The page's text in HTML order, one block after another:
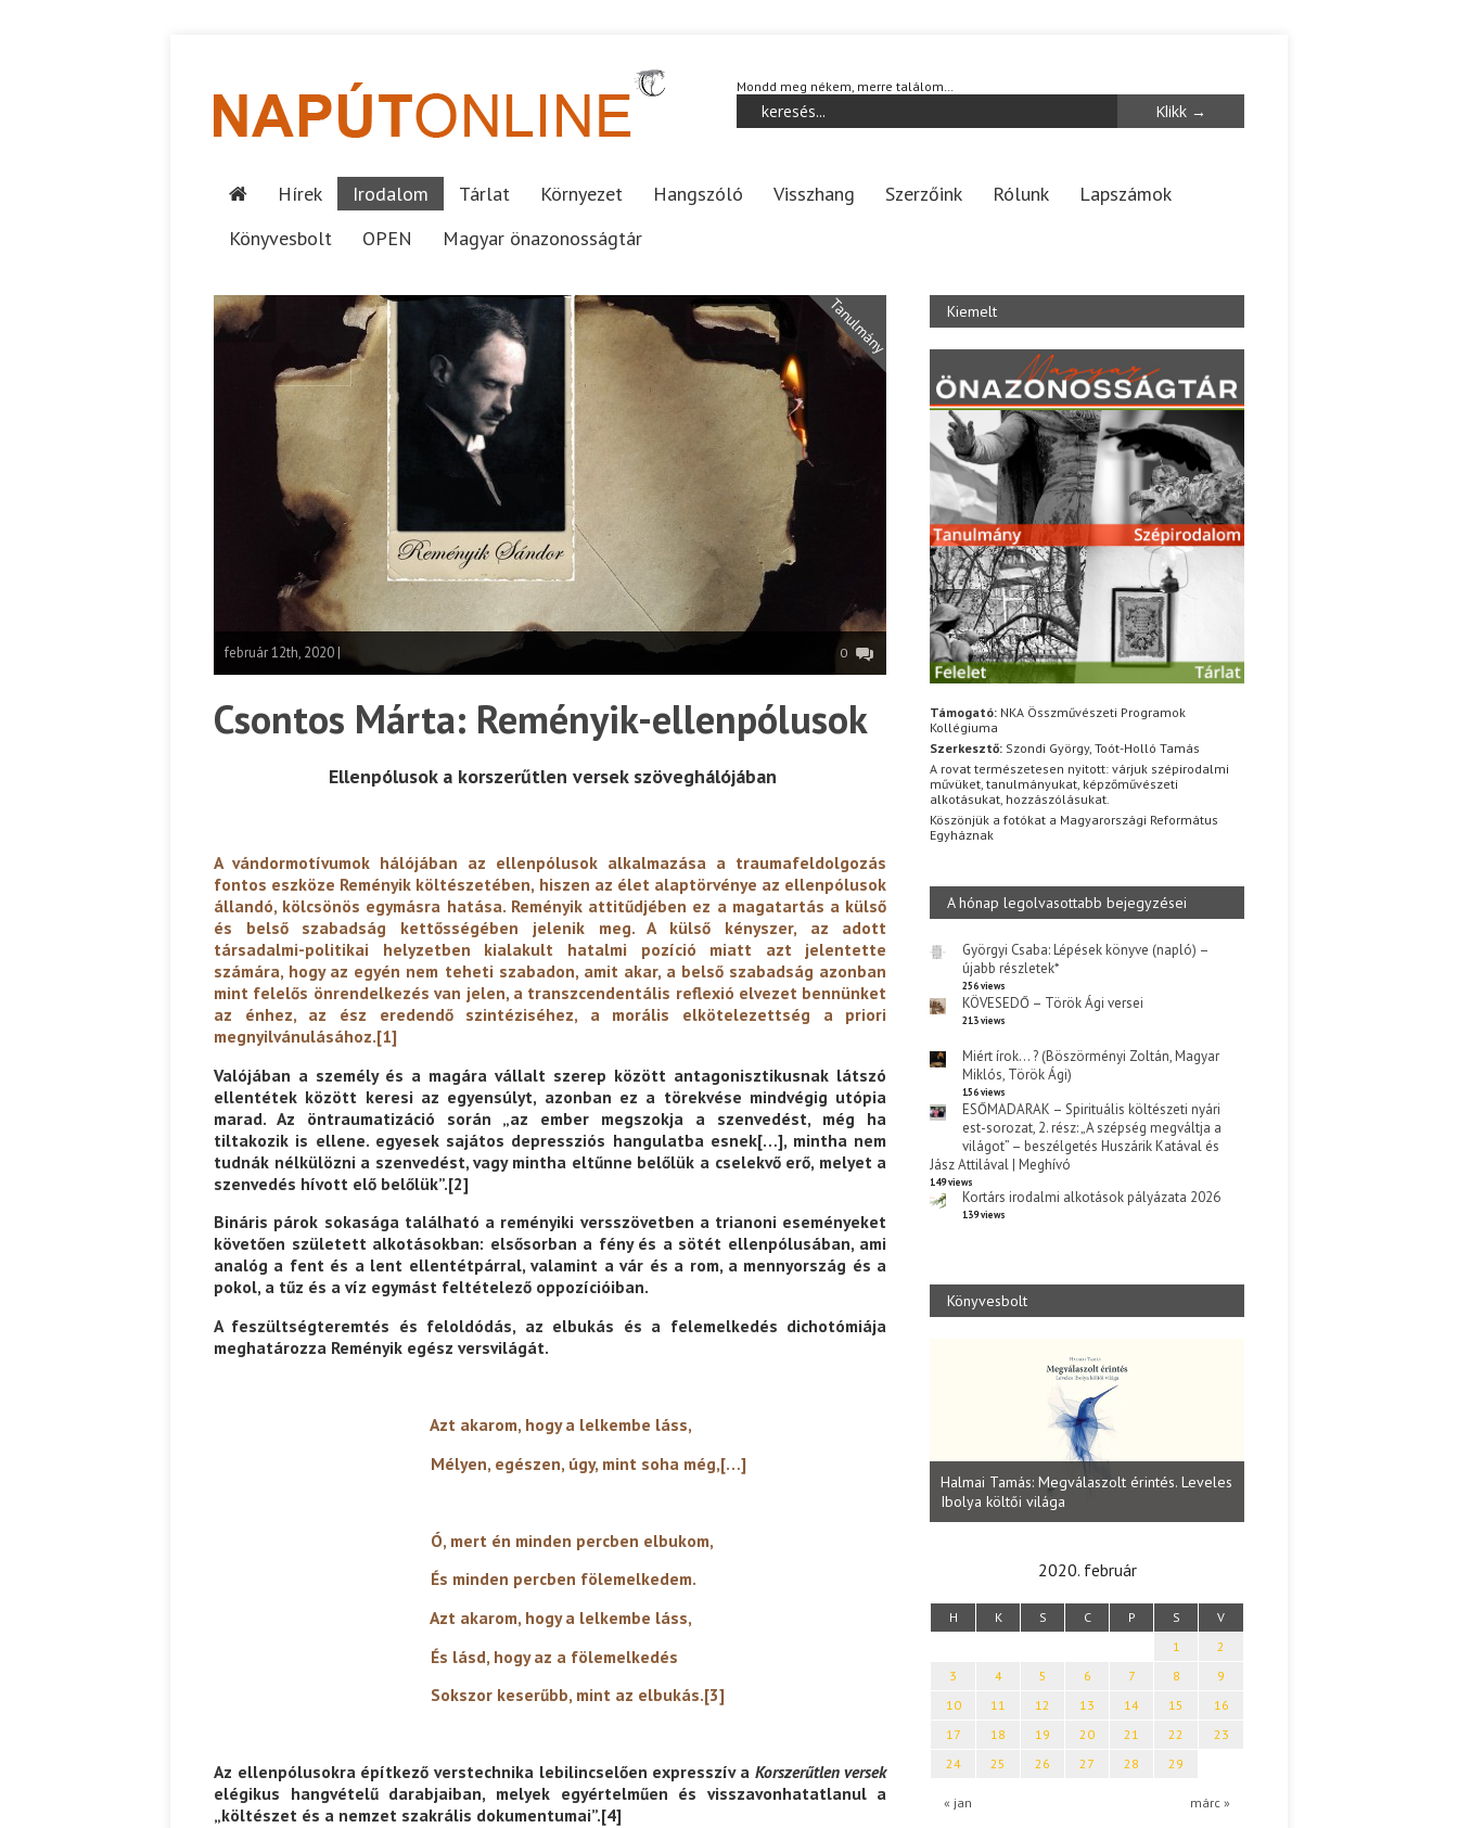
Mondd meg nékem, merre találom…
Hírek Irodalom Tárlat Környezet Hangszóló Visszhang Szerzőink Rólunk
Lapszámok
Könyvesbolt
OPEN Magyar önazonosságtár
Tanulmány
február 12th, 2020 | 0
Csontos Márta: Reményik-ellenpólusok
Ellenpólusok a korszerűtlen versek szöveghálójában
A vándormotívumok hálójában az ellenpólusok alkalmazása a traumafeldolgozás
fontos eszköze Reményik költészetében, hiszen az élet alaptörvénye az ellenpólusok
állandó, kölcsönös egymásra hatása. Reményik attitűdjében ez a magatartás a külső
és belső szabadság kettősségében jelenik meg. A külső kényszer, az adott
társadalmi-politikai helyzetben kialakult hatalmi pozíció miatt azt jelentette
számára, hogy az egyén nem teheti szabadon, amit akar, a belső szabadság azonban
mint felelős önrendelkezés van jelen, a transzcendentális reflexió elvezet bennünket
az énhez, az ész eredendő szintéziséhez, a morális elkötelezettség a priori
megnyilvánulásához.[1]
Valójában a személy és a magára vállalt szerep között antagonisztikusnak látszó
ellentétek között keresi az egyensúlyt, azonban ez a törekvése mindvégig utópia
marad. Az öntraumatizáció során „az ember megszokja a szenvedést, még ha
tiltakozik is ellene. egyesek sajátos depressziós hangulatba esnek[…], mintha nem
tudnák nélkülözni a szenvedést, vagy mintha eltűnne belőlük a cselekvő erő, melyet a
szenvedés hívott elő belőlük”.[2]
Bináris párok sokasága található a reményiki versszövetben a trianoni eseményeket
követően született alkotásokban: elsősorban a fény és a sötét ellenpólusában, ami
analóg a fent és a lent ellentétpárral, valamint a vár és a rom, a mennyország és a
pokol, a tűz és a víz egymást feltételező oppozícióiban.
A feszültségteremtés és feloldódás, az elbukás és a felemelkedés dichotómiája
meghatározza Reményik egész versvilágát.
Azt akarom, hogy a lelkembe láss,
Mélyen, egészen, úgy, mint soha még,[…]
Ó, mert én minden percben elbukom,
És minden percben fölemelkedem.
Azt akarom, hogy a lelkembe láss,
És lásd, hogy az a fölemelkedés
Sokszor keserűbb, mint az elbukás.[3]
Az ellenpólusokra építkező verstechnika lebilincselően expresszív a Korszerűtlen versek
elégikus hangvételű darabjaiban, melyek egyértelműen és visszavonhatatlanul a
„költészet és a nemzet szakrális dokumentumai”.[4]
Kiemelt
Támogató: NKA Összművészeti Programok
Kollégiuma
Szerkesztő: Szondi György, Toót-Holló Tamás
A rovat természetesen nyitott: várjuk szépirodalmi
művüket, tanulmányukat, képzőművészeti
alkotásukat, hozzászólásukat.
Köszönjük a fotókat a Magyarországi Református
Egyháznak
A hónap legolvasottabb bejegyzései
Györgyi Csaba: Lépések könyve (napló) –
újabb részletek*
256 views
KÖVESEDŐ – Török Ági versei
213 views
Miért írok… ? (Böszörményi Zoltán, Magyar
Miklós, Török Ági)
156 views
ESŐMADARAK – Spirituális költészeti nyári
est-sorozat, 2. rész: „A szépség megváltja a
világot” – beszélgetés Huszárik Katával és
Jász Attilával | Meghívó
149 views
Kortárs irodalmi alkotások pályázata 2026
139 views
Könyvesbolt
Parvathy Baul: A NAGY LELKEK DALAI.
Bevezetés a bául ösvénybe (Fordította:
Halmai Tamás: Megválaszolt érintés. Leveles
Ibolya költői világa
2020. február
H K S C P S V
« jan márc »
1
2
3
4 5 6 7 8
9
10
11 12 13 14 15
16
17
18 19 20 21 22
23
24
25 26 27 28 29